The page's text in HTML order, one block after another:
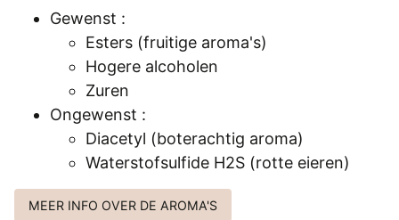
Gewenst :
Esters (fruitige aroma's)
Hogere alcoholen
Zuren
Ongewenst :
Diacetyl (boterachtig aroma)
Waterstofsulfide H2S (rotte eieren)
MEER INFO OVER DE AROMA'S